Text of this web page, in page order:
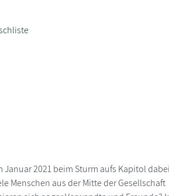
2021 beim Sturm aufs Kapitol
Menschen aus der Mitte der Gesellschaft